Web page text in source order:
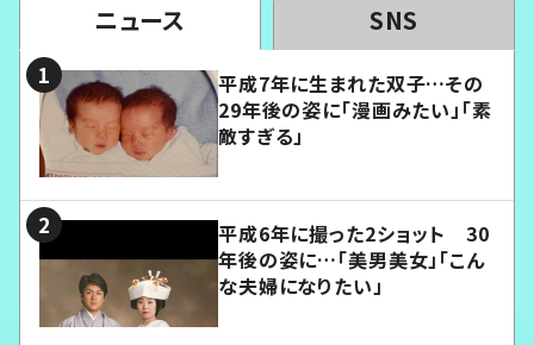
ニュース SNS
平成7年に生まれた双子…その
29年後の姿に「漫画みたい」「素
敵すぎる」
平成6年に撮った2ショット 30
年後の姿に…「美男美女」「こん
な夫婦になりたい」